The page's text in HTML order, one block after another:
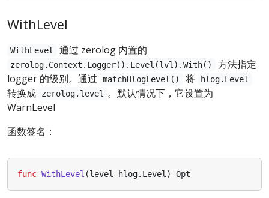
WithLevel
WithLevel 通过 zerolog 内置的
zerolog.Context.Logger().Level(lvl).With()
方法指定
logger 的级别。通过
matchHlogLevel() 将 hlog.Level
转换成 zerolog.level
。默认情况下，它设置为
WarnLevel
函数签名：
func WithLevel (level hlog. Level ) Opt